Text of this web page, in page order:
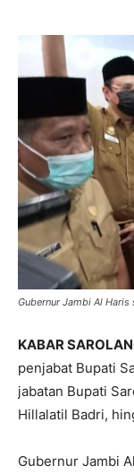
Gubernur Jambi Al
KABAR
penjabat Bupati
jabatan Bupati
Hillalatil Badri,
Gubernur Jambi